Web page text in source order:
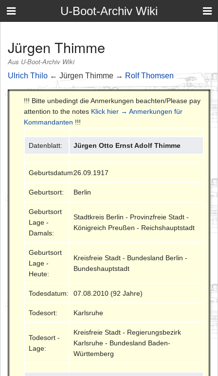
U-Boot-Archiv Wiki
Jürgen Thimme
Aus U-Boot-Archiv Wiki
Ulrich Thilo ← Jürgen Thimme → Rolf Thomsen
!!! Bitte unbedingt die Anmerkungen beachten/Please pay
attention to the notes Klick hier → Anmerkungen für
Kommandanten !!!
Datenblatt: Jürgen Otto Ernst Adolf Thimme
Geburtsdatum:26.09.1917
Geburtsort: Berlin
Geburtsort
Lage -
Damals:
Stadtkreis Berlin - Provinzfreie Stadt -
Königreich Preußen - Reichshauptstadt
Geburtsort
Lage -
Heute:
Kreisfreie Stadt - Bundesland Berlin -
Bundeshauptstadt
Todesdatum: 07.08.2010 (92 Jahre)
Todesort: Karlsruhe
Todesort -
Lage:
Kreisfreie Stadt - Regierungsbezirk
Karlsruhe - Bundesland Baden-
Württemberg